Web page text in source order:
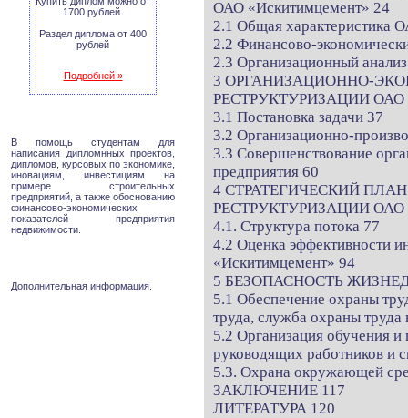
1700 рублей.
Раздел диплома от 400
рублей
Подробней »
В помощь студентам для
написания дипломнных проектов,
дипломов, курсовых по экономике,
иновациям, инвестициям на
примере строительных
предприятий, а также обоснованию
финансово-экономических
показателей предприятия
недвижимости.
Дополнительная информация.
ОАО «Искитимцемент» 24
2.1 Общая характеристика
2.2 Финансово-
2.3 Организационный
3 ОРГАНИЗАЦИОННО-
РЕСТРУКТУРИЗАЦИИ
3.1 Постановка задачи 37
3.2 Организационно-
3.3 Совершенствование
предприятия 60
4 СТРАТЕГИЧЕСКИЙ
РЕСТРУКТУРИЗАЦИИ
4.1. Структура потока 77
4.2 Оценка эффективности
«Искитимцемент» 94
5 БЕЗОПАСНОСТЬ
5.1 Обеспечение охраны
труда, служба охраны труда
5.2 Организация обучения и
руководящих работников и
5.3. Охрана окружающей
ЗАКЛЮЧЕНИЕ 117
ЛИТЕРАТУРА 120